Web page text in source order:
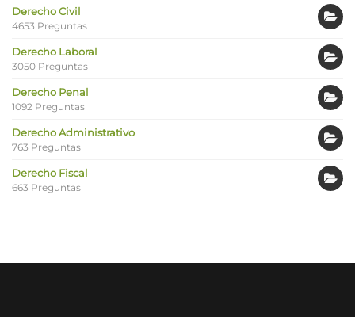
Derecho Civil
4653 Preguntas
Derecho Laboral
3050 Preguntas
Derecho Penal
1092 Preguntas
Derecho Administrativo
763 Preguntas
Derecho Fiscal
663 Preguntas